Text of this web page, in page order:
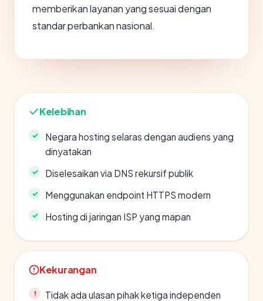
memberikan layanan yang sesuai dengan
standar perbankan nasional.
Kelebihan
Negara hosting selaras dengan audiens yang
dinyatakan
Diselesaikan via DNS rekursif publik
Menggunakan endpoint HTTPS modern
Hosting di jaringan ISP yang mapan
Kekurangan
Tidak ada ulasan pihak ketiga independen